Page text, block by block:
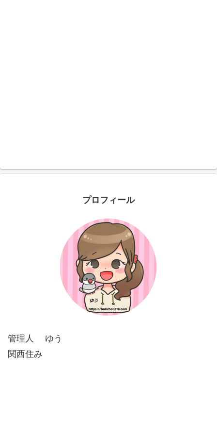
プロフィール
管理人 ゆう
関西住み